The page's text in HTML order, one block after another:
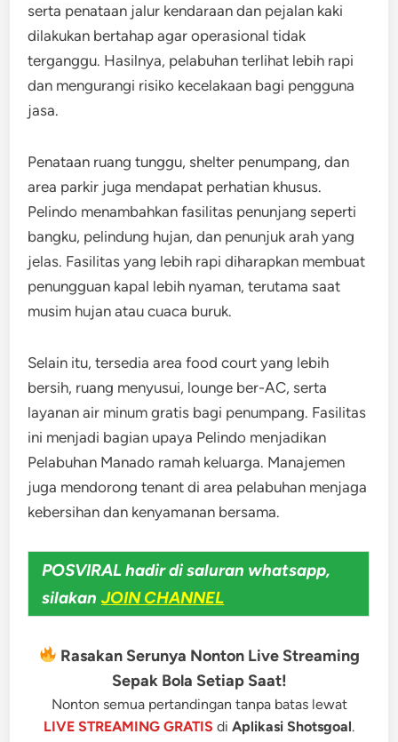
serta penataan jalur kendaraan dan pejalan kaki
dilakukan bertahap agar operasional tidak
terganggu. Hasilnya, pelabuhan terlihat lebih rapi
dan mengurangi risiko kecelakaan bagi pengguna
jasa.
Penataan ruang tunggu, shelter penumpang, dan
area parkir juga mendapat perhatian khusus.
Pelindo menambahkan fasilitas penunjang seperti
bangku, pelindung hujan, dan penunjuk arah yang
jelas. Fasilitas yang lebih rapi diharapkan membuat
penungguan kapal lebih nyaman, terutama saat
musim hujan atau cuaca buruk.
Selain itu, tersedia area food court yang lebih
bersih, ruang menyusui, lounge ber-AC, serta
layanan air minum gratis bagi penumpang. Fasilitas
ini menjadi bagian upaya Pelindo menjadikan
Pelabuhan Manado ramah keluarga. Manajemen
juga mendorong tenant di area pelabuhan menjaga
kebersihan dan kenyamanan bersama.
POSVIRAL hadir di saluran whatsapp,
silakan JOIN CHANNEL
Rasakan Serunya Nonton Live Streaming
Sepak Bola Setiap Saat!
Nonton semua pertandingan tanpa batas lewat
LIVE STREAMING GRATIS di Aplikasi Shotsgoal.